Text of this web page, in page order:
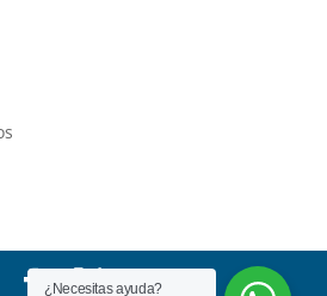
¿Necesitas ayuda?